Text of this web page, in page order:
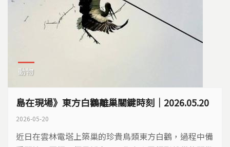
動物
島在現場》東方白鸛離巢關鍵時刻｜2026.05.20
2026-05-20
近日在雲林電塔上築巢的珍貴鳥類東方白鸛，過程中備